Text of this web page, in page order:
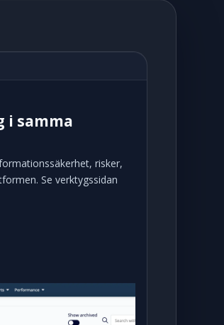
i samma
risker,
Se verktygssidan